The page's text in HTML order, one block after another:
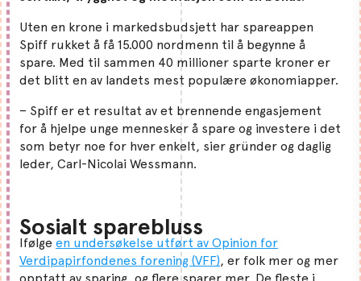
Uten en krone i markedsbudsjett har spareappen
Spiff rukket å få 15.000 nordmenn til å begynne å
spare. Med til sammen 40 millioner sparte kroner er
det blitt en av landets mest populære økonomiapper.
– Spiff er et resultat av et brennende engasjement
for å hjelpe unge mennesker å spare og investere i det
som betyr noe for hver enkelt, sier gründer og daglig
leder, Carl-Nicolai Wessmann.
Sosialt sparebluss
Ifølge en undersøkelse utført av Opinion for
Verdipapirfondenes forening (VFF), er folk mer og mer
opptatt av sparing, og flere sparer mer. De fleste i